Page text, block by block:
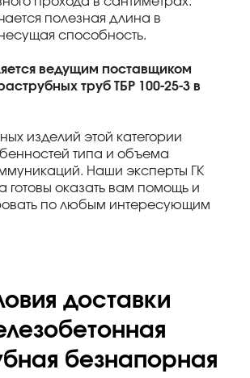
полезная длина в
способность.
ведущим поставщиком
труб ТБР 100-25-3 в
изделий этой категории
типа и объема
Наши эксперты ГК
готовы оказать вам помощь и
по любым интересующим
доставки
безнапорная